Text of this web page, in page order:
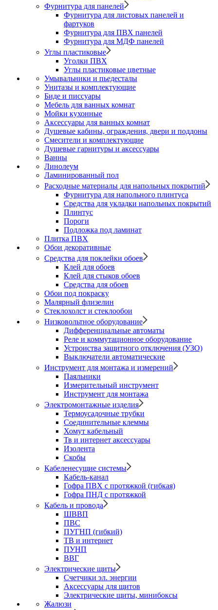
Фурнитура для панелей
Фурнитура для листовых панелей и
фартуков
Фурнитура для ПВХ панелей
Фурнитура для МДФ панелей
Углы пластиковые
Уголки ПВХ
Углы пластиковые цветные
Умывальники и пьедесталы
Унитазы и комплектующие
Биде и писсуары
Мебель для ванных комнат
Мойки кухонные
Аксессуары для ванных комнат
Душевые кабины, ограждения, двери и поддоны
Смесители и комплектующие
Душевые гарнитуры и аксессуары
Ванны
Линолеум
Ламинированный пол
Расходные материалы для напольных покрытий
Фурнитура для напольного плинтуса
Средства для укладки напольных покрытий
Плинтус
Пороги
Подложка под ламинат
Плитка ПВХ
Обои декоративные
Средства для поклейки обоев
Клей для обоев
Клей для стыков обоев
Средства для обоев
Обои под покраску
Малярный флизелин
Стеклохолст и стеклообои
Низковольтное оборудование
Дифференциальные автоматы
Реле и коммутационное оборудование
Устроиства защитного отключения (УЗО)
Выключатели автоматические
Инструмент для монтажа и измерений
Паяльники
Измерительный инструмент
Инструмент для монтажа
Электромонтажные изделия
Термоусадочные трубки
Соединительные клеммы
Хомут кабельный
Тв и интернет аксессуары
Изолента
Скобы
Кабеленесущие системы
Кабель-канал
Гофра ПВХ с протяжкой (гибкая)
Гофра ПНД с протяжкой
Кабель и провода
ШВВП
ПВС
ПУГНП (гибкий)
ТВ и интернет
ПУНП
ВВГ
Электрические щиты
Счетчики эл. энергии
Аксессуары для щитов
Электрические щиты, минибоксы
Жалюзи